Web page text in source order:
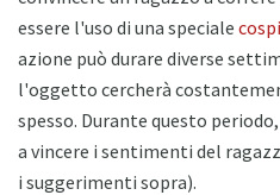
essere l'uso di una speciale
azione può durare diverse
l'oggetto cercherà
spesso. Durante questo
a vincere i sentimenti del
i suggerimenti sopra).